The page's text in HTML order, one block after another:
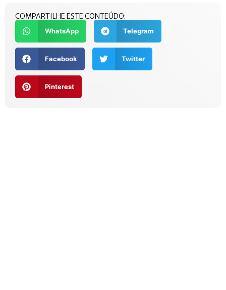
COMPARTILHE ESTE CONTEÚDO:
WhatsApp Telegram
Facebook Twitter
Pinterest